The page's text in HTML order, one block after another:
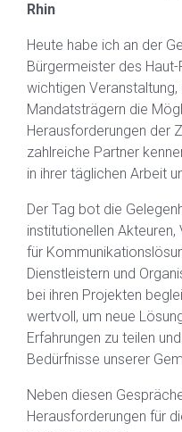
Rhin
Heute habe ich an der
Bürgermeister des
wichtigen
Mandatsträgern die
Herausforderungen der
zahlreiche Partner
in ihrer täglichen Arbeit
Der Tag bot die
institutionellen Akteuren,
für
Dienstleistern und
bei ihren Projekten
wertvoll, um neue
Erfahrungen zu teilen
Bedürfnisse unserer
Neben diesen
Herausforderungen für